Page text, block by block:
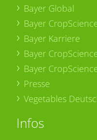
Bayer Global
Bayer
Bayer Karriere
Bayer
Bayer
Presse
Vegetables
Infos